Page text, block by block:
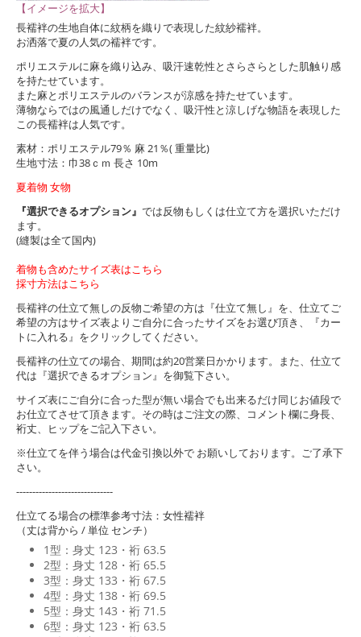
【イメージを拡大】
長襦袢の生地自体に紋柄を織りで表現した紋紗襦袢。
お洒落で夏の人気の襦袢です。
ポリエステルに麻を織り込み、吸汗速乾性とさらさらとした肌触り感
を持たせています。
また麻とポリエステルのバランスが涼感を持たせています。
薄物ならではの風通しだけでなく、吸汗性と涼しげな物語を表現した
この長襦袢は人気です。
素材：ポリエステル79％ 麻 21％( 重量比)
生地寸法：巾38ｃｍ 長さ 10m
夏着物 女物
『選択できるオプション』 では反物もしくは仕立て方を選択いただけ
ます。
(縫製は全て国内)
着物も含めたサイズ表はこちら
採寸方法はこちら
長襦袢の仕立て無しの反物ご希望の方は『仕立て無し』を、仕立てご
希望の方はサイズ表よりご自分に合ったサイズをお選び頂き、『カー
トに入れる』をクリックしてください。
長襦袢の仕立ての場合、期間は約20営業日かかります。また、仕立て
代は『選択できるオプション』を御覧下さい。
サイズ表にご自分に合った型が無い場合でも出来るだけ同じお値段で
お仕立てさせて頂きます。その時はご注文の際、コメント欄に身長、
裄丈、ヒップをご記入下さい。
※仕立てを伴う場合は代金引換以外で お願いしております。ご了承下
さい。
------------------------------
仕立てる場合の標準参考寸法：女性襦袢
（丈は背から / 単位 センチ）
1型：身丈 123・裄 63.5
2型：身丈 128・裄 65.5
3型：身丈 133・裄 67.5
4型：身丈 138・裄 69.5
5型：身丈 143・裄 71.5
6型：身丈 123・裄 63.5